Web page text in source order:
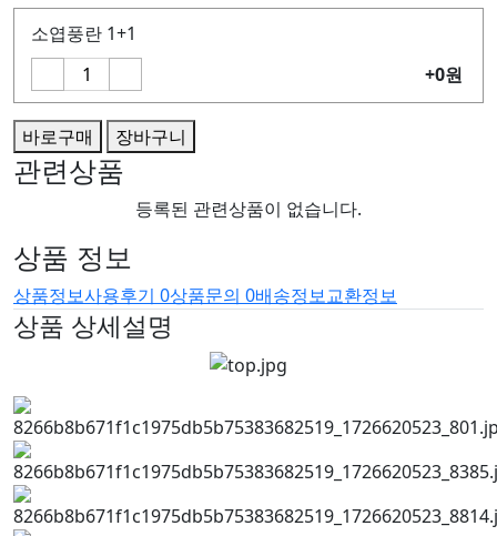
소엽풍란 1+1
+0원
바로구매 장바구니
관련상품
등록된 관련상품이 없습니다.
상품 정보
상품정보사용후기 0상품문의 0배송정보교환정보
상품 상세설명